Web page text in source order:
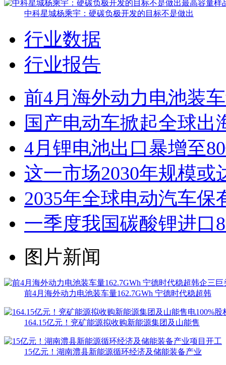
中科星城杨乘宇：硬碳负极开发的目标不是做出
行业数据
行业报告
前4月海外动力电池装
国产电动车掀起全球出
4月锂电池出口暴增至
这一市场2030年规模或
2035年全球电动汽车保
一季度我国碳酸锂进口
图片新闻
前4月海外动力电池装车量162.7GWh 宁德时代稳超韩
164.15亿元！兖矿能源拟收购新能源集团及山能售
15亿元！湖南澧县新能源循环经济及储能装备产业